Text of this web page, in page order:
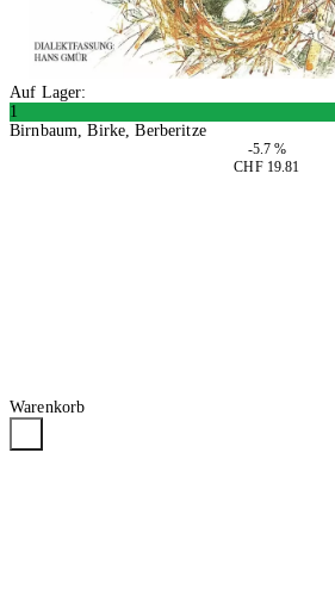
Auf Lager:
1
Birnbaum, Birke, Berberitze
-5.7 %
CHF 19.81
Warenkorb